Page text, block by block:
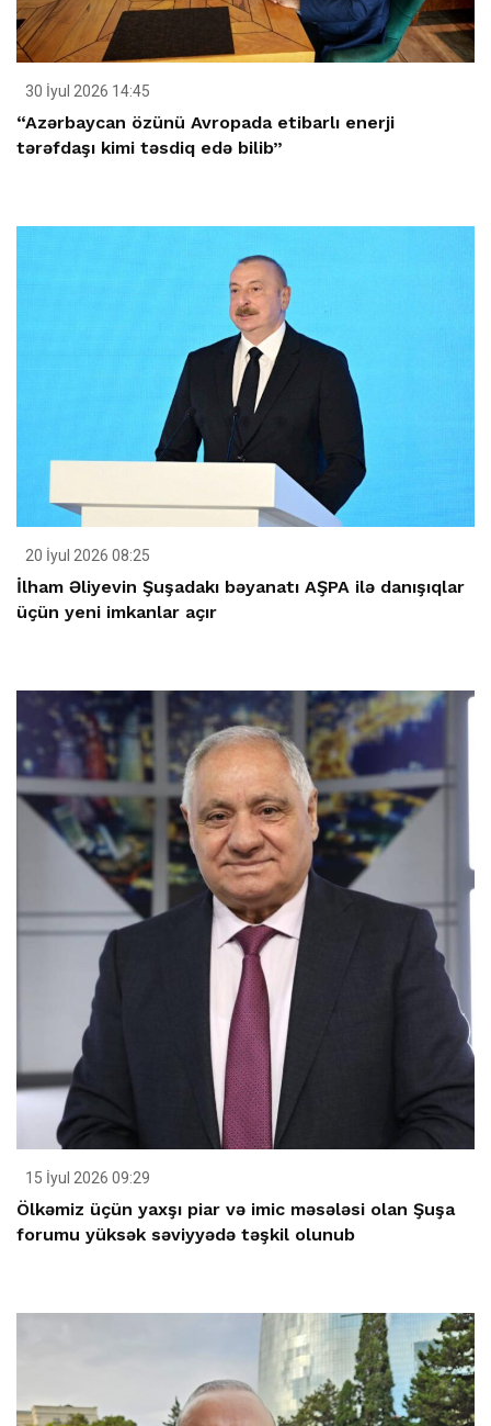
30 İyul 2026 14:45
“Azərbaycan özünü Avropada etibarlı enerji
tərəfdaşı kimi təsdiq edə bilib”
20 İyul 2026 08:25
İlham Əliyevin Şuşadakı bəyanatı AŞPA ilə danışıqlar
üçün yeni imkanlar açır
15 İyul 2026 09:29
Ölkəmiz üçün yaxşı piar və imic məsələsi olan Şuşa
forumu yüksək səviyyədə təşkil olunub